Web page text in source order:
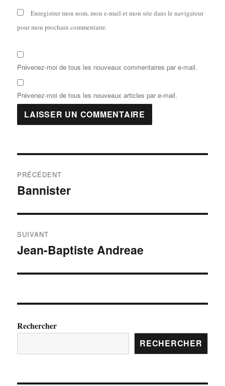
Enregistrer mon nom, mon e-mail et mon site dans le navigateur
pour mon prochain commentaire.
Prévenez-moi de tous les nouveaux commentaires par e-mail.
Prévenez-moi de tous les nouveaux articles par e-mail.
PRÉCÉDENT
Bannister
SUIVANT
Jean-Baptiste Andreae
Rechercher
RECHERCHER